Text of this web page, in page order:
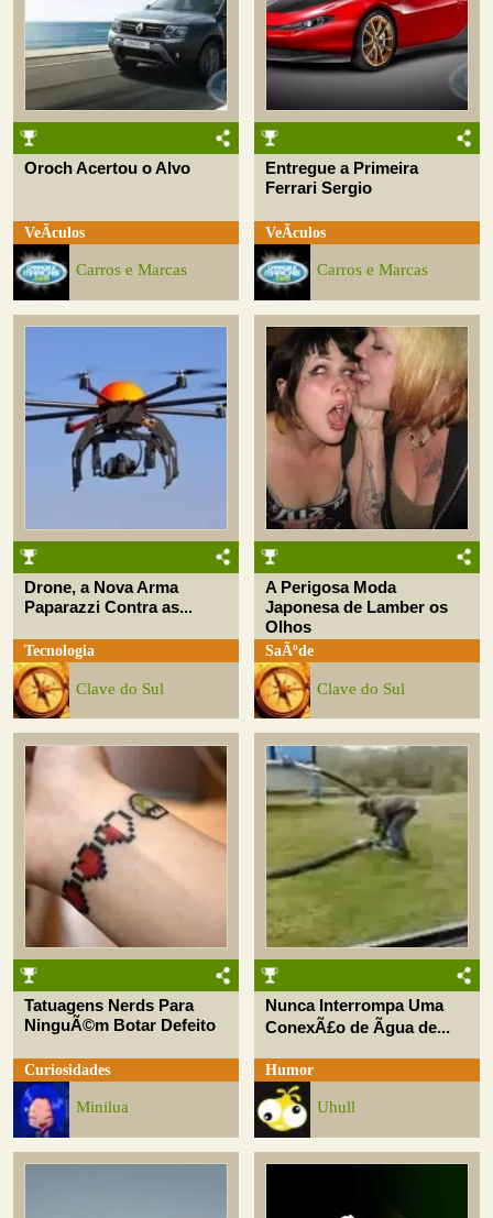
Oroch Acertou o Alvo
VeÃ­culos
Carros e Marcas
Entregue a Primeira
Ferrari Sergio
VeÃ­culos
Carros e Marcas
Drone, a Nova Arma
Paparazzi Contra as...
Tecnologia
Clave do Sul
A Perigosa Moda
Japonesa de Lamber os
Olhos
SaÃºde
Clave do Sul
Tatuagens Nerds Para
NinguÃ©m Botar Defeito
Curiosidades
Minilua
Nunca Interrompa Uma
ConexÃ£o de Ãgua de...
Humor
Uhull